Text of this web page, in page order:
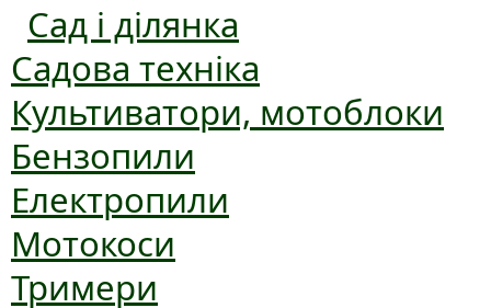
Сад і ділянка
Садова техніка
Культиватори, мотоблоки
Бензопили
Електропили
Мотокоси
Тримери